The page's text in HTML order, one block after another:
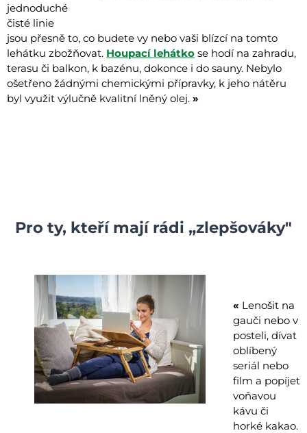
jednoduché
čisté linie
jsou přesně to, co budete vy nebo vaši blízcí na tomto
lehátku zbožňovat. Houpací lehátko se hodí na zahradu,
terasu či balkon, k bazénu, dokonce i do sauny. Nebylo
ošetřeno žádnými chemickými přípravky, k jeho nátěru
byl využit výlučně kvalitní lněný olej. »
Pro ty, kteří mají rádi „zlepšováky"
« Lenošit na
gauči nebo v
posteli, dívat
oblíbený
seriál nebo
film a popíjet
voňavou
kávu či
horké kakao.